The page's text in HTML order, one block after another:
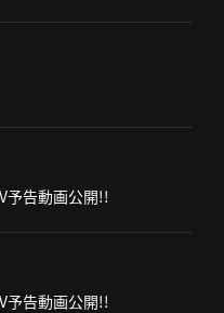
予告動画公開!!
予告動画公開!!